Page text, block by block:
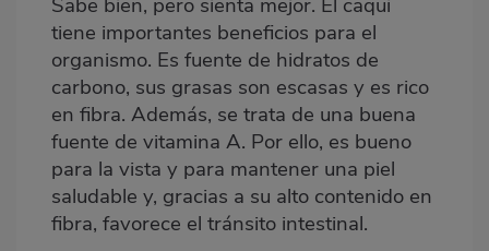
tiene importantes beneficios para el
organismo. Es fuente de hidratos de
carbono, sus grasas son escasas y es rico
en fibra. Además, se trata de una buena
fuente de vitamina A. Por ello, es bueno
para la vista y para mantener una piel
saludable y, gracias a su alto contenido en
fibra, favorece el tránsito intestinal.